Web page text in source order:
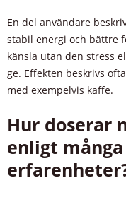
En del användare
stabil energi och bättre
känsla utan den stress
ge. Effekten beskrivs
med exempelvis kaffe.
Hur doserar
enligt